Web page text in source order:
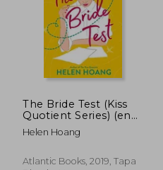
The Bride Test (Kiss
Quotient Series) (en
Inglés)
Helen Hoang
Atlantic Books, 2019, Tapa